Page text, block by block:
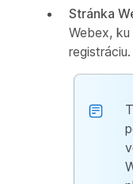
Stránka
Webex,
registráciu.